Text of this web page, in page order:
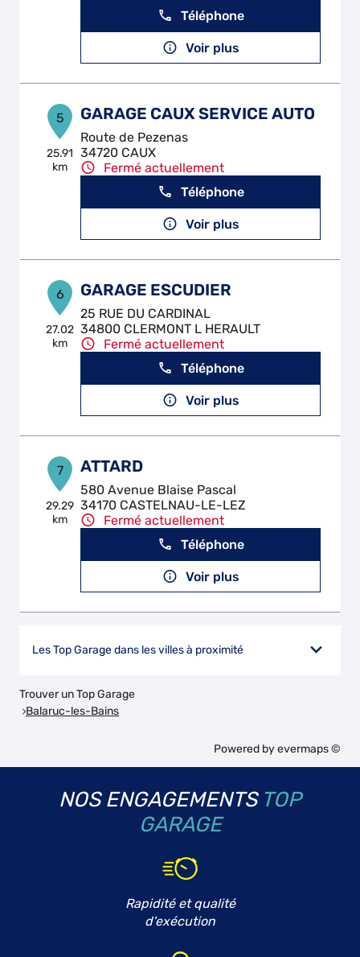
Téléphone
Voir plus
5
25.91
km
GARAGE CAUX SERVICE AUTO
Route de Pezenas
34720 CAUX
Fermé actuellement
Téléphone
Voir plus
6
27.02
km
GARAGE ESCUDIER
25 RUE DU CARDINAL
34800 CLERMONT L HERAULT
Fermé actuellement
Téléphone
Voir plus
7
29.29
km
ATTARD
580 Avenue Blaise Pascal
34170 CASTELNAU-LE-LEZ
Fermé actuellement
Téléphone
Voir plus
Les Top Garage dans les villes à proximité
Trouver un Top Garage
Balaruc-les-Bains
Powered byevermaps ©
NOS ENGAGEMENTS TOP
GARAGE
Rapidité et qualité
d'exécution